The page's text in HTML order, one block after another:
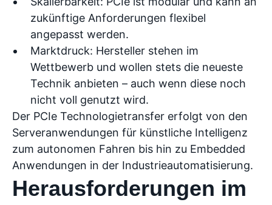
zukünftige Anforderungen flexibel
angepasst werden.
Marktdruck: Hersteller stehen im
Wettbewerb und wollen stets die neueste
Technik anbieten – auch wenn diese noch
nicht voll genutzt wird.
Der PCIe Technologietransfer erfolgt von den
Serveranwendungen für künstliche Intelligenz
zum autonomen Fahren bis hin zu Embedded
Anwendungen in der Industrieautomatisierung.
Herausforderungen im